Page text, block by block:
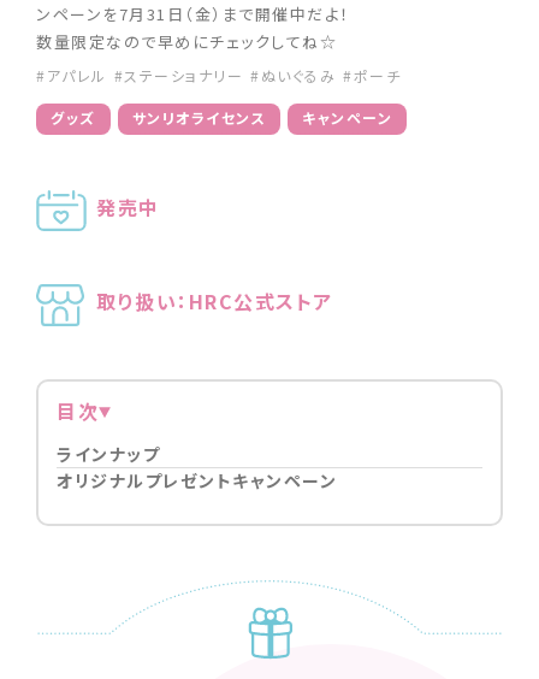
ンペーンを7月31日（金）まで開催中だよ！
数量限定なので早めにチェックしてね☆
#アパレル #ステーショナリー #ぬいぐるみ #ポーチ
グッズ サンリオライセンス キャンペーン
発売中
取り扱い：HRC公式ストア
目次
ラインナップ
オリジナルプレゼントキャンペーン